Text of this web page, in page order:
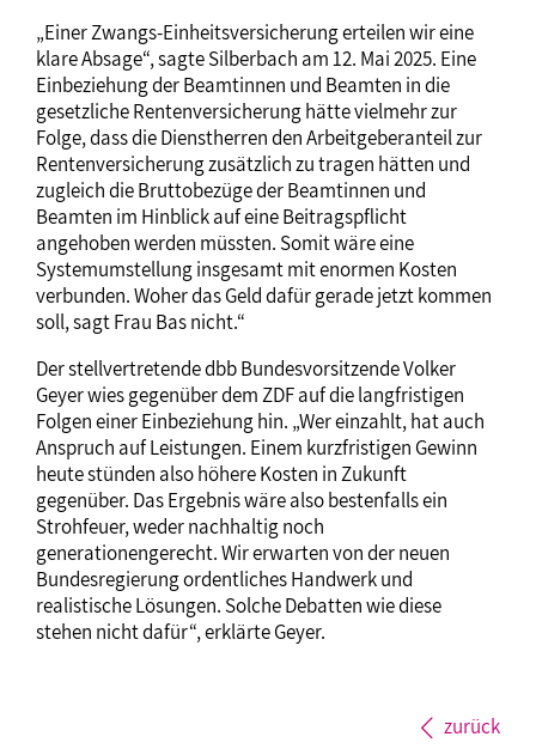
„Einer Zwangs-Einheitsversicherung erteilen wir eine
klare Absage“, sagte Silberbach am 12. Mai 2025. Eine
Einbeziehung der Beamtinnen und Beamten in die
gesetzliche Rentenversicherung hätte vielmehr zur
Folge, dass die Dienstherren den Arbeitgeberanteil zur
Rentenversicherung zusätzlich zu tragen hätten und
zugleich die Bruttobezüge der Beamtinnen und
Beamten im Hinblick auf eine Beitragspflicht
angehoben werden müssten. Somit wäre eine
Systemumstellung insgesamt mit enormen Kosten
verbunden. Woher das Geld dafür gerade jetzt kommen
soll, sagt Frau Bas nicht.“
Der stellvertretende dbb Bundesvorsitzende Volker
Geyer wies gegenüber dem ZDF auf die langfristigen
Folgen einer Einbeziehung hin. „Wer einzahlt, hat auch
Anspruch auf Leistungen. Einem kurzfristigen Gewinn
heute stünden also höhere Kosten in Zukunft
gegenüber. Das Ergebnis wäre also bestenfalls ein
Strohfeuer, weder nachhaltig noch
generationengerecht. Wir erwarten von der neuen
Bundesregierung ordentliches Handwerk und
realistische Lösungen. Solche Debatten wie diese
stehen nicht dafür“, erklärte Geyer.
zurück